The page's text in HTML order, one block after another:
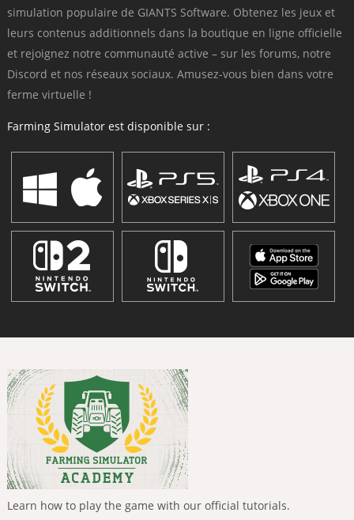
simulation populaire de GIANTS Software. Obtenez les jeux et
leurs contenus additionnels dans la boutique en ligne officielle
et rejoignez notre communauté active – sur les forums, notre
Discord et nos réseaux sociaux. Amusez-vous bien dans votre
ferme virtuelle !
Farming Simulator est disponible sur :
Learn how to play the game with our official tutorials.